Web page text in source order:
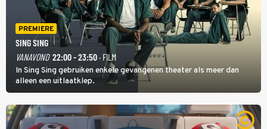
PREMIERE
SING SING
VANAVOND 22:00 - 23:50· FILM
In Sing Sing gebruiken enkele gevangenen theater als meer dan
alleen een uitlaatklep.